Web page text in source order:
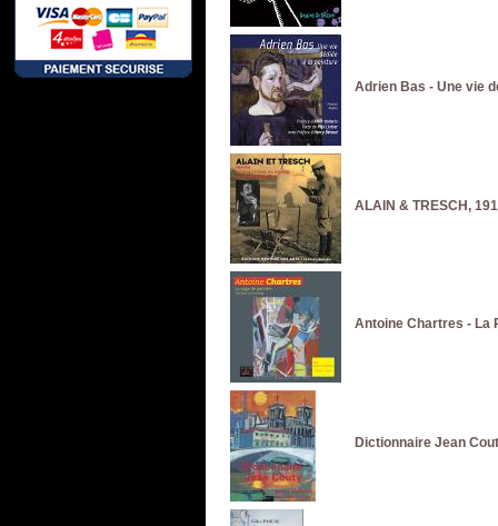
Adrien Bas - Une vie
ALAIN & TRESCH,
Antoine Chartres - La
Dictionnaire Jean